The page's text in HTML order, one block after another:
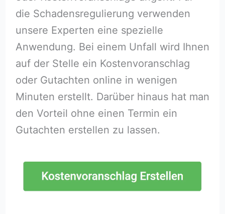
die Schadensregulierung verwenden
unsere Experten eine spezielle
Anwendung. Bei einem Unfall wird Ihnen
auf der Stelle ein Kostenvoranschlag
oder Gutachten online in wenigen
Minuten erstellt. Darüber hinaus hat man
den Vorteil ohne einen Termin ein
Gutachten erstellen zu lassen.